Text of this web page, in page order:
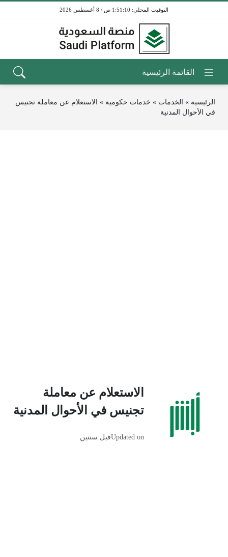
1:51:10 ص / 8 أغسطس 2026
الرئيسية » الخدمات » خدمات حكومية » الاستعلام عن معاملة تجنيس
في الأحوال المدنية
الاستعلام عن معاملة
تجنيس في الأحوال المدنية
Updated onقبل سنتين